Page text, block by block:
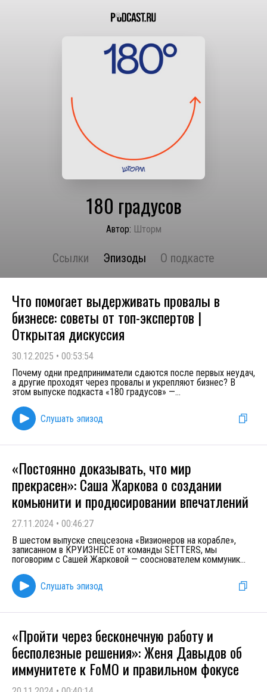
180 градусов
Автор: Шторм
Ссылки Эпизоды О подкасте
Что помогает выдерживать провалы в
бизнесе: советы от топ-экспертов |
Открытая дискуссия
30.12.2025 • 00:53:54
Почему одни предприниматели сдаются после первых неудач,
а другие проходят через провалы и укрепляют бизнес? В
этом выпуске подкаста «180 градусов» —...
Слушать эпизод
«Постоянно доказывать, что мир
прекрасен»: Саша Жаркова о создании
комьюнити и продюсировании впечатлений
27.11.2024 • 00:46:27
В шестом выпуске спецсезона «Визионеров на корабле»,
записанном в КРУИЗНЕСЕ от команды SETTERS, мы
поговорим с Сашей Жарковой — сооснователем коммуник...
Слушать эпизод
«Пройти через бесконечную работу и
бесполезные решения»: Женя Давыдов об
иммунитете к FoMO и правильном фокусе